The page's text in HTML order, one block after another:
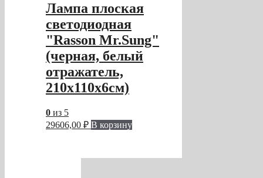
Лампа плоская
светодиодная
"Rasson Mr.Sung"
(черная, белый
отражатель,
210х110х6см)
0 из 5
29606,00 ₽ В корзину